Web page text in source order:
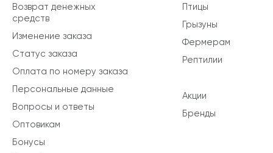
Птицы
Грызуны
Фермерам
Рептилии
Акции
Бренды
Возврат денежных
средств
Изменение заказа
Статус заказа
Оплата по номеру заказа
Персональные данные
Вопросы и ответы
Оптовикам
Бонусы